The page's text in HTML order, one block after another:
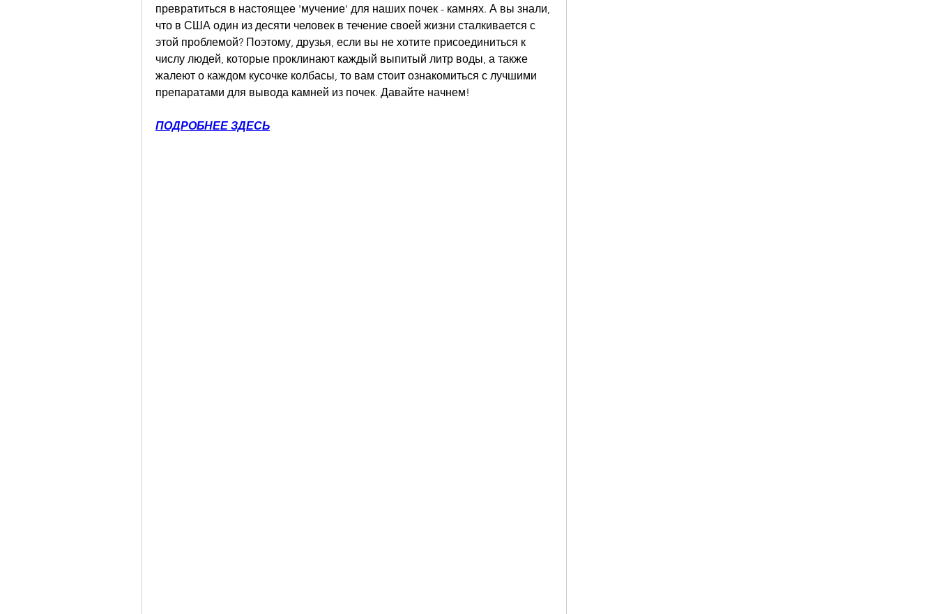
превратиться в настоящее 'мучение' для наших почек - камнях. А вы знали,
что в США один из десяти человек в течение своей жизни сталкивается с
этой проблемой? Поэтому, друзья, если вы не хотите присоединиться к
числу людей, которые проклинают каждый выпитый литр воды, а также
жалеют о каждом кусочке колбасы, то вам стоит ознакомиться с лучшими
препаратами для вывода камней из почек. Давайте начнем!
ПОДРОБНЕЕ ЗДЕСЬ